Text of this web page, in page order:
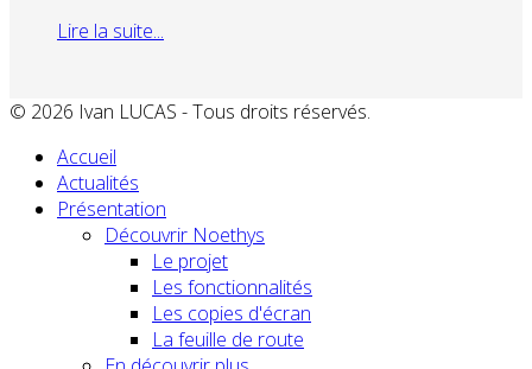
Lire la suite...
© 2026 Ivan LUCAS - Tous droits réservés.
Accueil
Actualités
Présentation
Découvrir Noethys
Le projet
Les fonctionnalités
Les copies d'écran
La feuille de route